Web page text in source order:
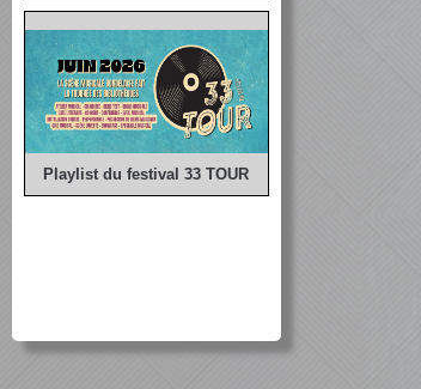
Playlist du festival 33 TOUR